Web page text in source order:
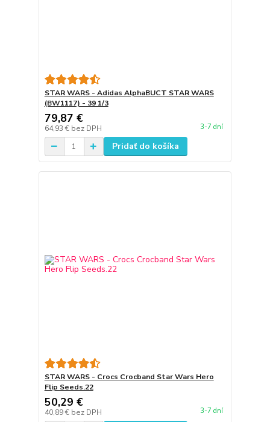
STAR WARS - Adidas AlphaBUCT STAR WARS
(BW1117) - 39 1/3
79,87 €
64,93 € bez DPH 3-7 dní
Pridať do košíka
STAR WARS - Crocs Crocband Star Wars Hero
Flip Seeds.22
50,29 €
40,89 € bez DPH 3-7 dní